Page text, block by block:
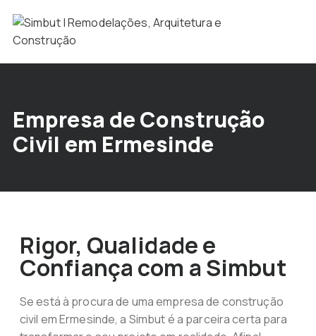
Empresa de Construção
Civil em Ermesinde
Rigor, Qualidade e
Confiança com a Simbut
Se está à procura de uma empresa de construção
civil em Ermesinde, a Simbut é a parceira certa para